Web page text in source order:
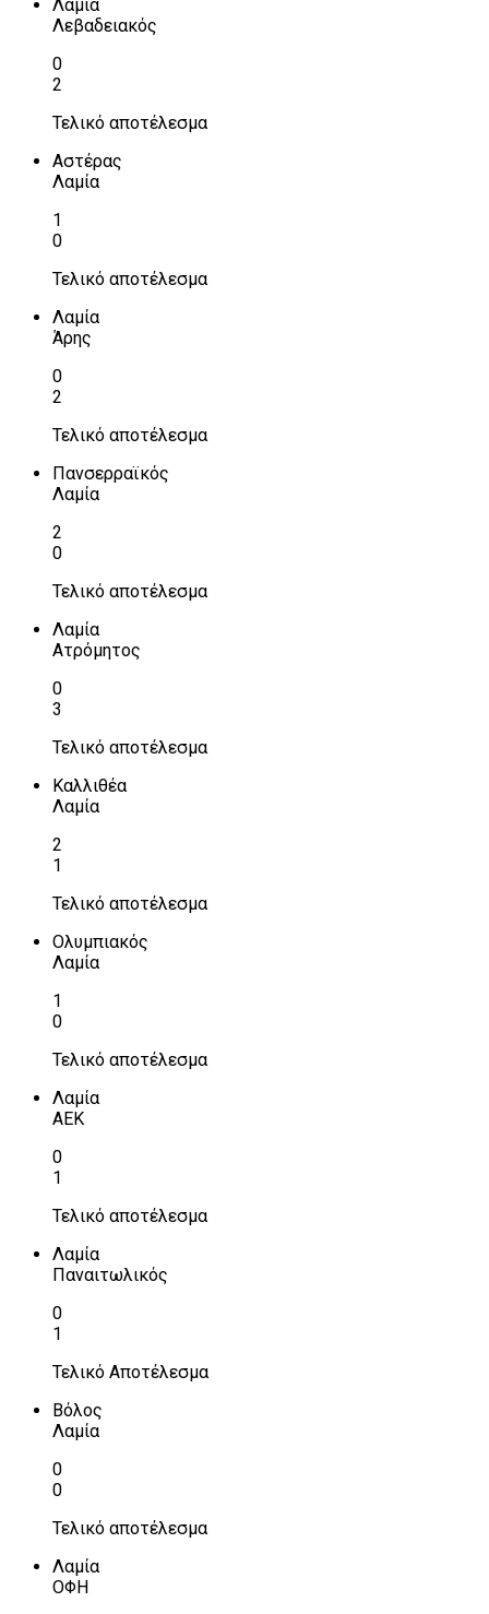
Λαμία
Λεβαδειακός
0
2
Τελικό αποτέλεσμα
Αστέρας
Λαμία
1
0
Τελικό αποτέλεσμα
Λαμία
Άρης
0
2
Τελικό αποτέλεσμα
Πανσερραϊκός
Λαμία
2
0
Τελικό αποτέλεσμα
Λαμία
Ατρόμητος
0
3
Τελικό αποτέλεσμα
Καλλιθέα
Λαμία
2
1
Τελικό αποτέλεσμα
Ολυμπιακός
Λαμία
1
0
Τελικό αποτέλεσμα
Λαμία
ΑΕΚ
0
1
Τελικό αποτέλεσμα
Λαμία
Παναιτωλικός
0
1
Τελικό Αποτέλεσμα
Βόλος
Λαμία
0
0
Τελικό αποτέλεσμα
Λαμία
ΟΦΗ